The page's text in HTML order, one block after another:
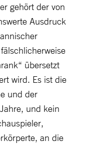
gehört der von
Ausdruck
übersetzt
wird. Es ist die
und der
und kein
an die